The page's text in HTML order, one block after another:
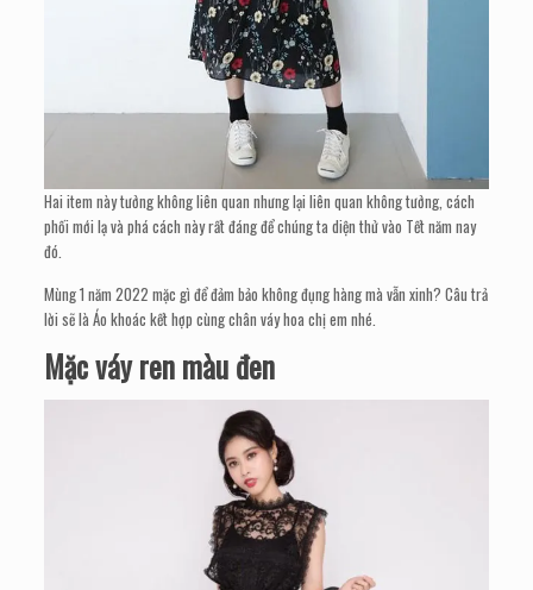
Hai item này tưởng không liên quan nhưng lại liên quan không tưởng, cách
phối mới lạ và phá cách này rất đáng để chúng ta diện thử vào Tết năm nay
đó.
Mùng 1 năm 2022 mặc gì để đảm bảo không đụng hàng mà vẫn xinh? Câu trả
lời sẽ là Áo khoác kết hợp cùng chân váy hoa chị em nhé.
Mặc váy ren màu đen